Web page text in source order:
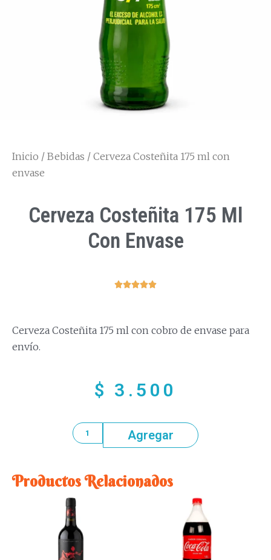
Inicio / Bebidas / Cerveza Costeñita 175 ml con
envase
Cerveza Costeñita 175 Ml
Con Envase

Cerveza Costeñita 175 ml con cobro de envase para
envío.
$ 3.500
Agregar
Productos Relacionados